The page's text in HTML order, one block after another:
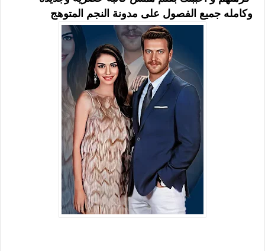
وكامله جميع الفصول على مدونة النجم المتوهج